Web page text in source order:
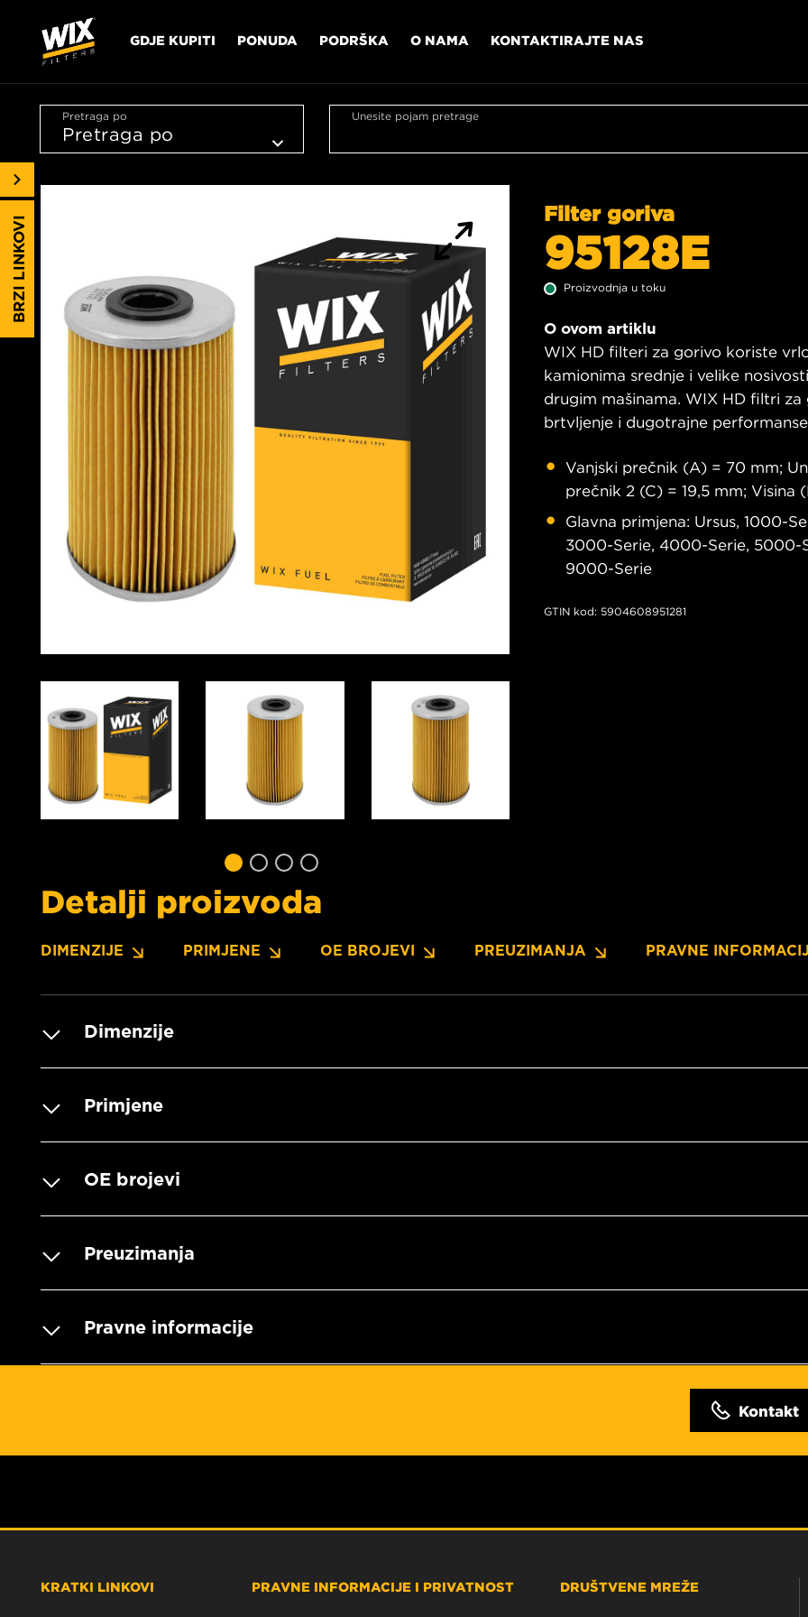
GDJE KUPITI PONUDA PODRŠKA O NAMA KONTAKTIRAJTE NAS
Pretraga po Unesite pojam pretrage
Filter goriva
95128E
Proizvodnja u toku
O ovom artiklu
WIX HD filteri za gorivo koriste
kamionima srednje i velike
drugim mašinama. WIX HD filtri
brtvljenje i dugotrajne
Vanjski prečnik (A) = 70 mm;
prečnik 2 (C) = 19,5 mm; Visina
Glavna primjena: Ursus, 1000-
3000-Serie, 4000-Serie, 5000-
9000-Serie
GTIN kod: 5904608951281
Detalji proizvoda
DIMENZIJE PRIMJENE OE BROJEVI PREUZIMANJA PRAVNE
Dimenzije
Primjene
OE brojevi
Preuzimanja
Pravne informacije
Kontakt
BRZI LINKOVI
KRATKI LINKOVI PRAVNE INFORMACIJE I PRIVATNOST DRUŠTVENE MREŽE